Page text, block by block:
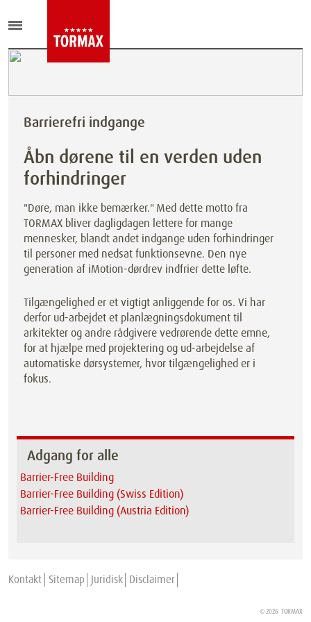
Barrierefri indgange
Åbn dørene til en verden uden
forhindringer
"Døre, man ikke bemærker." Med dette motto fra
TORMAX bliver dagligdagen lettere for mange
mennesker, blandt andet indgange uden forhindringer
til personer med nedsat funktionsevne. Den nye
generation af iMotion-dørdrev indfrier dette løfte.
Tilgængelighed er et vigtigt anliggende for os. Vi har
derfor ud-arbejdet et planlægningsdokument til
arkitekter og andre rådgivere vedrørende dette emne,
for at hjælpe med projektering og ud-arbejdelse af
automatiske dørsystemer, hvor tilgængelighed er i
fokus.
Adgang for alle
Barrier-Free Building
Barrier-Free Building (Swiss Edition)
Barrier-Free Building (Austria Edition)
Kontakt Sitemap Juridisk Disclaimer
© 2026 TORMAX